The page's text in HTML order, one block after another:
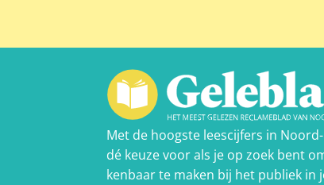
Met de hoogste leescijfers in
dé keuze voor als je op zoek bent
kenbaar te maken bij het publiek in